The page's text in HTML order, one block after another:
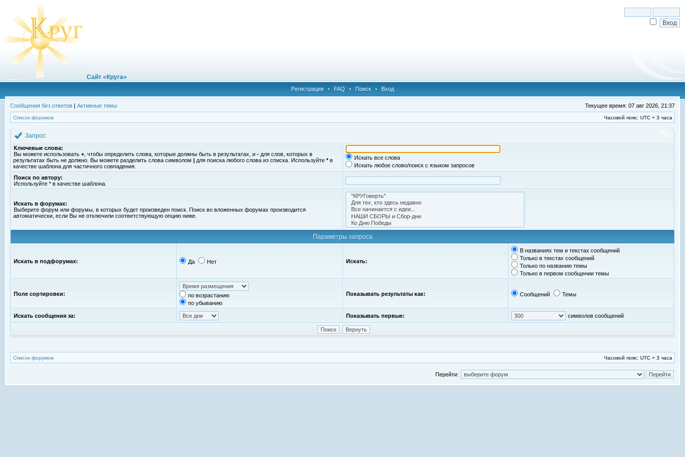
Сайт «Круга»
Регистрация • FAQ • Поиск • Вход
Сообщения без ответов | Активные темы Текущее время: 07 авг 2026, 21:37
Список форумов Часовой пояс: UTC + 3 часа
Запрос
Ключевые слова:
Вы можете использовать + , чтобы определить слова, которые должны быть в результатах, и - для слов, которых в
результатах быть не должно. Вы можете разделить слова символом | для поиска любого слова из списка. Используйте *в
качестве шаблона для частичного совпадения.
Искать все слова
Искать любое слово/поиск с языком запросов
Поиск по автору:
Используйте * в качестве шаблона.
Искать в форумах:
Выберите форум или форумы, в которых будет произведен поиск. Поиск во вложенных форумах производится
автоматически, если Вы не отключили соответствующую опцию ниже.
Параметры запроса
Искать в подфорумах: Да Нет Искать:
В названиях тем и текстах сообщений
Только в текстах сообщений
Только по названию темы
Только в первом сообщении темы
Поле сортировки:
по возрастанию
по убыванию
Показывать результаты как: Сообщений Темы
Искать сообщения за: Показывать первые: символов сообщений
Список форумов Часовой пояс: UTC + 3 часа
Перейти: